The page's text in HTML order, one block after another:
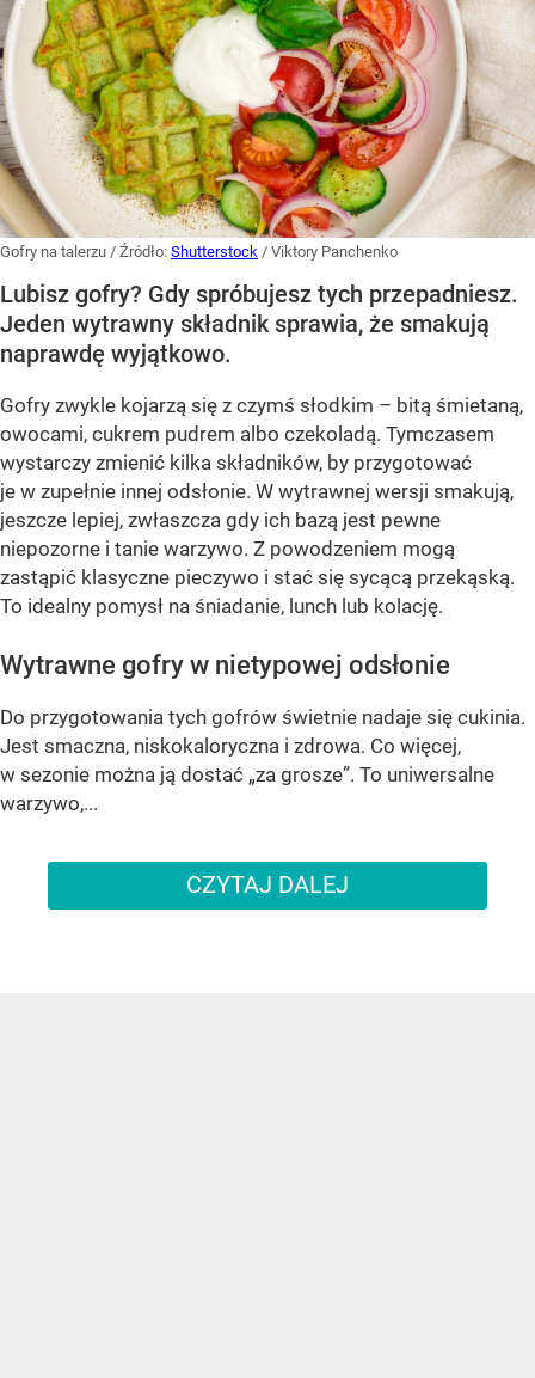
Gofry na talerzu / Źródło: Shutterstock / Viktory Panchenko
Lubisz gofry? Gdy spróbujesz tych przepadniesz.
Jeden wytrawny składnik sprawia, że smakują
naprawdę wyjątkowo.
Gofry zwykle kojarzą się z czymś słodkim – bitą śmietaną,
owocami, cukrem pudrem albo czekoladą. Tymczasem
wystarczy zmienić kilka składników, by przygotować
je w zupełnie innej odsłonie. W wytrawnej wersji smakują,
jeszcze lepiej, zwłaszcza gdy ich bazą jest pewne
niepozorne i tanie warzywo. Z powodzeniem mogą
zastąpić klasyczne pieczywo i stać się sycącą przekąską.
To idealny pomysł na śniadanie, lunch lub kolację.
Wytrawne gofry w nietypowej odsłonie
Do przygotowania tych gofrów świetnie nadaje się cukinia.
Jest smaczna, niskokaloryczna i zdrowa. Co więcej,
w sezonie można ją dostać „za grosze”. To uniwersalne
warzywo,...
CZYTAJ DALEJ